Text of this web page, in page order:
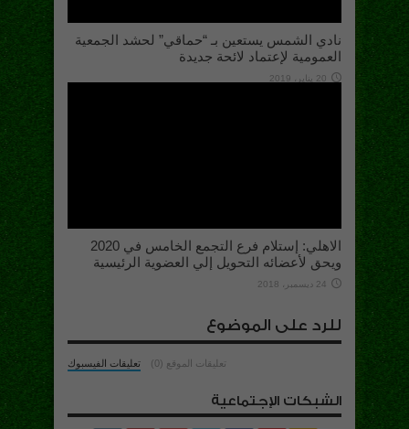
نادي الشمس يستعين بـ “حماقي” لحشد الجمعية
العمومية لإعتماد لائحة جديدة
20 يناير، 2019
الاهلي: إستلام فرع التجمع الخامس في 2020
ويحق لأعضائه التحويل إلي العضوية الرئيسية
24 ديسمبر، 2018
للرد على الموضوع
تعليقات الفيسبوك تعليقات الموقع (0)
الشبكات الإجتماعية